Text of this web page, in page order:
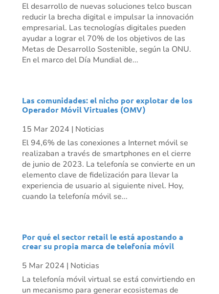
El desarrollo de nuevas soluciones telco buscan
reducir la brecha digital e impulsar la innovación
empresarial. Las tecnologías digitales pueden
ayudar a lograr el 70% de los objetivos de las
Metas de Desarrollo Sostenible, según la ONU.
En el marco del Día Mundial de...
Las comunidades: el nicho por explotar de los
Operador Móvil Virtuales (OMV)
15 Mar 2024 | Noticias
El 94,6% de las conexiones a Internet móvil se
realizaban a través de smartphones en el cierre
de junio de 2023. La telefonía se convierte en un
elemento clave de fidelización para llevar la
experiencia de usuario al siguiente nivel. Hoy,
cuando la telefonía móvil se...
Por qué el sector retail le está apostando a
crear su propia marca de telefonía móvil
5 Mar 2024 | Noticias
La telefonía móvil virtual se está convirtiendo en
un mecanismo para generar ecosistemas de